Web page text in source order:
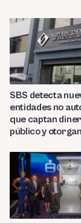
SBS detecta
entidades no
que captan
público y otorgan